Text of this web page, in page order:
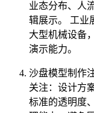
业态分布、人
辑展示。 工业
大型机械设备
演示能力。
沙盘模型制作
关注：设计方
标准的透明度